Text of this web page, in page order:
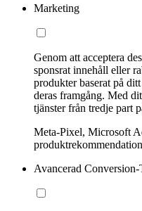
Marketing
Genom att acceptera
sponsrat innehåll eller
produkter baserat på
deras framgång. Med
tjänster från tredje part
Meta-Pixel, Microsoft
Avancerad